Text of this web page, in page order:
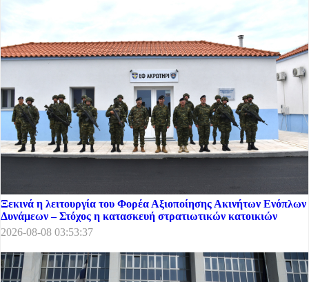
Ξεκινά η λειτουργία του Φορέα Αξιοποίησης Ακινήτων Ενόπλων
Δυνάμεων – Στόχος η κατασκευή στρατιωτικών κατοικιών
2026-08-08 03:53:37